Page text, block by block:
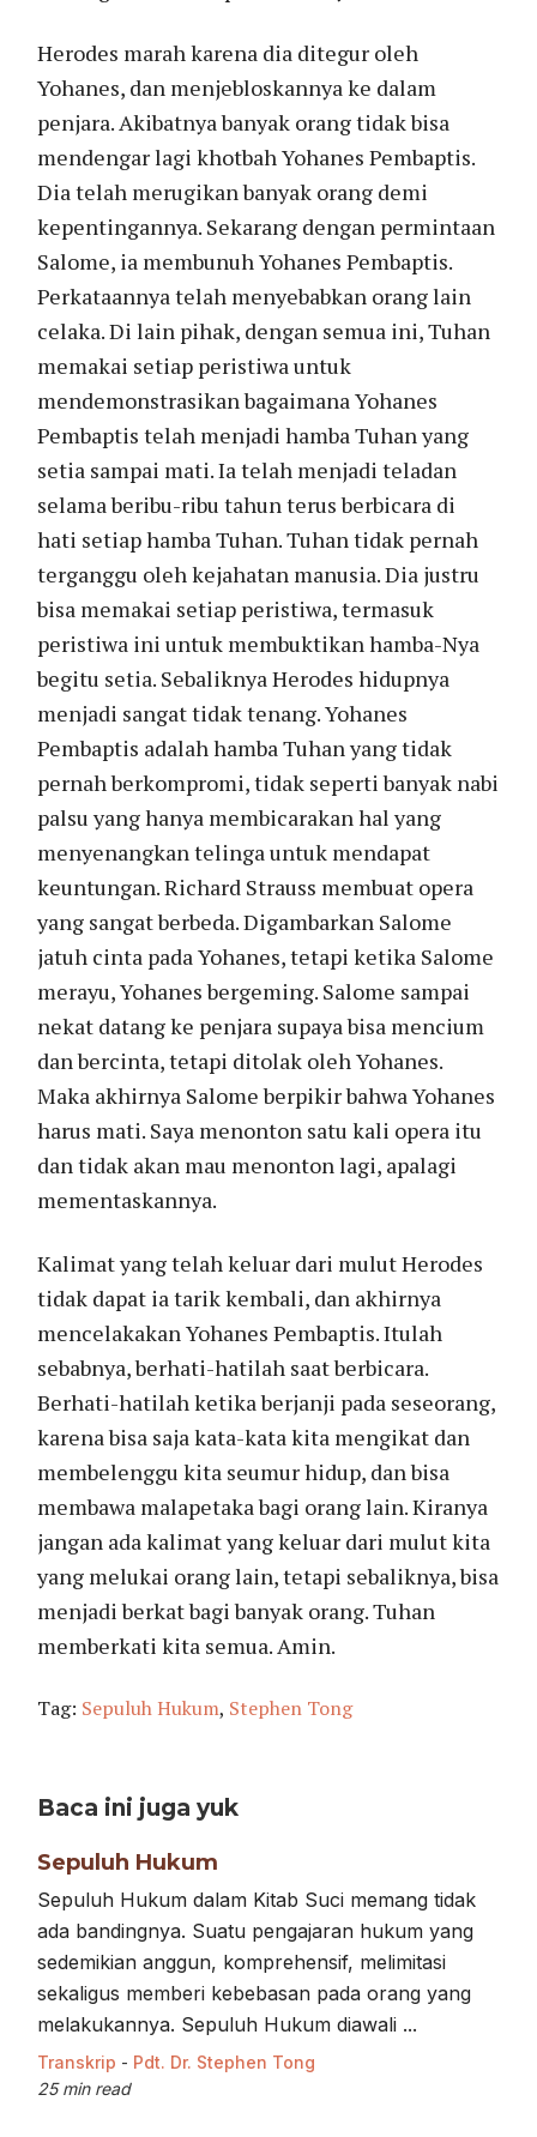
Herodes marah karena dia ditegur oleh
Yohanes, dan menjebloskannya ke dalam
penjara. Akibatnya banyak orang tidak bisa
mendengar lagi khotbah Yohanes Pembaptis.
Dia telah merugikan banyak orang demi
kepentingannya. Sekarang dengan permintaan
Salome, ia membunuh Yohanes Pembaptis.
Perkataannya telah menyebabkan orang lain
celaka. Di lain pihak, dengan semua ini, Tuhan
memakai setiap peristiwa untuk
mendemonstrasikan bagaimana Yohanes
Pembaptis telah menjadi hamba Tuhan yang
setia sampai mati. Ia telah menjadi teladan
selama beribu-ribu tahun terus berbicara di
hati setiap hamba Tuhan. Tuhan tidak pernah
terganggu oleh kejahatan manusia. Dia justru
bisa memakai setiap peristiwa, termasuk
peristiwa ini untuk membuktikan hamba-Nya
begitu setia. Sebaliknya Herodes hidupnya
menjadi sangat tidak tenang. Yohanes
Pembaptis adalah hamba Tuhan yang tidak
pernah berkompromi, tidak seperti banyak nabi
palsu yang hanya membicarakan hal yang
menyenangkan telinga untuk mendapat
keuntungan. Richard Strauss membuat opera
yang sangat berbeda. Digambarkan Salome
jatuh cinta pada Yohanes, tetapi ketika Salome
merayu, Yohanes bergeming. Salome sampai
nekat datang ke penjara supaya bisa mencium
dan bercinta, tetapi ditolak oleh Yohanes.
Maka akhirnya Salome berpikir bahwa Yohanes
harus mati. Saya menonton satu kali opera itu
dan tidak akan mau menonton lagi, apalagi
mementaskannya.
Kalimat yang telah keluar dari mulut Herodes
tidak dapat ia tarik kembali, dan akhirnya
mencelakakan Yohanes Pembaptis. Itulah
sebabnya, berhati-hatilah saat berbicara.
Berhati-hatilah ketika berjanji pada seseorang,
karena bisa saja kata-kata kita mengikat dan
membelenggu kita seumur hidup, dan bisa
membawa malapetaka bagi orang lain. Kiranya
jangan ada kalimat yang keluar dari mulut kita
yang melukai orang lain, tetapi sebaliknya, bisa
menjadi berkat bagi banyak orang. Tuhan
memberkati kita semua. Amin.
Tag: Sepuluh Hukum, Stephen Tong
Baca ini juga yuk
Sepuluh Hukum
Sepuluh Hukum dalam Kitab Suci memang tidak
ada bandingnya. Suatu pengajaran hukum yang
sedemikian anggun, komprehensif, melimitasi
sekaligus memberi kebebasan pada orang yang
melakukannya. Sepuluh Hukum diawali ...
Transkrip - Pdt. Dr. Stephen Tong
25 min read